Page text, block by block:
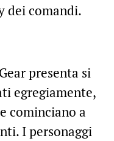
dei comandi.
presenta si
egregiamente,
cominciano a
I personaggi